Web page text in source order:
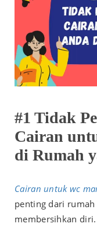
#1 Tidak
Cairan
di Rumah
Cairan untuk wc
penting dari
membersihkan diri.